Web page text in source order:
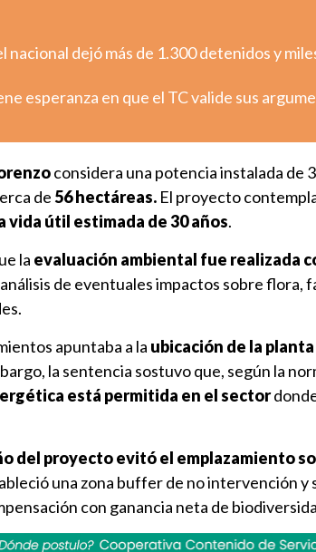
dejó más de 1.300 detenidos y
esperanza en que el TC valide sus
considera una potencia instalada de
de 56 hectáreas. El proyecto
vida útil estimada de 30 años.
la evaluación ambiental fue realizada
de eventuales impactos sobre flora,
apuntaba a la ubicación de la
la sentencia sostuvo que, según la
está permitida en el sector
del proyecto evitó el emplazamiento
una zona buffer de no intervención y
con ganancia neta de